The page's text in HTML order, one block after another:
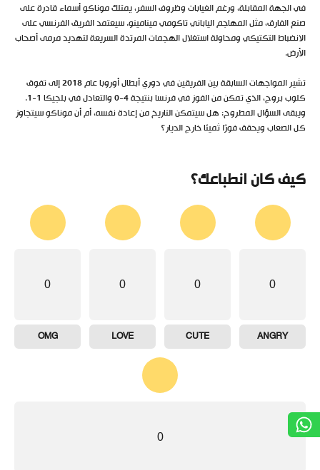
في الجهة المقابلة، ورغم الغيابات وظروف السفر، يمتلك موناكو أسماء قادرة على
صنع الفارق، مثل المهاجم الياباني تاكومي مينامينو. سيعتمد الفريق الفرنسي على
الانضباط التكتيكي ومحاولة استغلال الهجمات المرتدة السريعة لتهديد مرمى أصحاب
الأرض.
تشير المواجهات السابقة بين الفريقين في دوري أبطال أوروبا عام 2018 إلى تفوق
كلوب بروج، الذي تمكن من الفوز في فرنسا بنتيجة 4-0 والتعادل في بلجيكا 1-1.
ويبقى السؤال المطروح: هل سيتمكن التاريخ من إعادة نفسه، أم أن موناكو سيتجاوز
كل الصعاب ويحقق فوزًا ثمينًا خارج الديار؟
كيف كان انطباعك؟
0
ANGRY
0
CUTE
0
LOVE
0
OMG
0